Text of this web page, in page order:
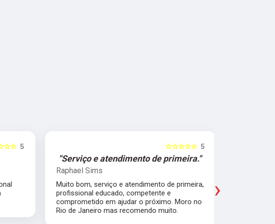
5 5
☆☆☆☆☆
"Serviço e atendimento de primeira."
Raphael Sims
Muito bom, serviço e atendimento de primeira,
profissional educado, competente e
comprometido em ajudar o próximo. Moro no
Rio de Janeiro mas recomendo muito.
›